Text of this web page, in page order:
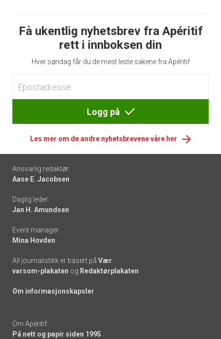
Få ukentlig nyhetsbrev fra Apéritif
rett i innboksen din
Hver søndag får du de mest leste sakene fra Apéritif
Logg på
Les mer om de andre nyhetsbrevene våre her
Footer
-
links
Ansvarlig redaktør:
Aase E. Jacobsen
Daglig leder:
Jan H. Amundsen
Event manager:
Mina Hovden
All journalistikk er basert på Vær
varsom-plakaten og Redaktørplakaten
Om informasjonskapsler
Om Apéritif:
På nett og papir siden 1995